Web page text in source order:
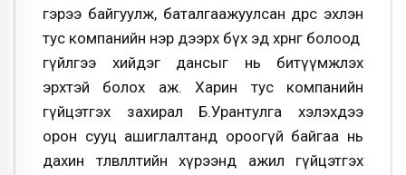
гэрээ байгуулж, баталгаажуулсан өдрөөс эхлэн
тус компанийн нэр дээрх бүх эд хөрөнгө болоод
гүйлгээ хийдэг дансыг нь битүүмжлэх
эрхтэй болох аж. Харин тус компанийн
гүйцэтгэх захирал Б.Урантулга хэлэхдээ
орон сууц ашиглалтанд ороогүй байгаа нь
дахин төлөвлөлтийн хүрээнд ажил гүйцэтгэх